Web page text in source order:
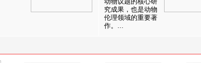
究成果，也是动物
伦理领域的重要著
作。...